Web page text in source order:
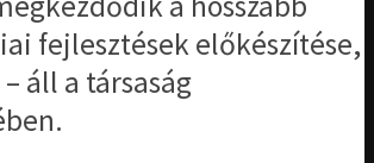
fejlesztések előkészítése,
áll a társaság